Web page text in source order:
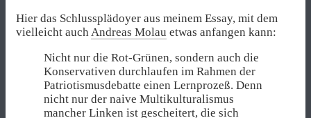
Hier das Schlussplädoyer aus meinem Essay, mit dem
vielleicht auch Andreas Molau etwas anfangen kann:
Nicht nur die Rot-Grünen, sondern auch die
Konservativen durchlaufen im Rahmen der
Patriotismusdebatte einen Lernprozeß. Denn
nicht nur der naive Multikulturalismus
mancher Linken ist gescheitert, die sich